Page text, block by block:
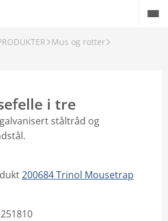
Mus og rotter
i tre
ståltråd og
200684 Trinol Mousetrap
251810